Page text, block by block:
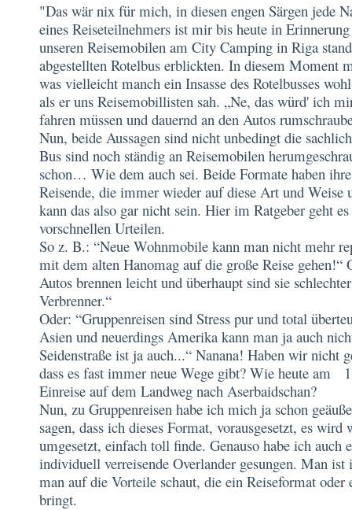
"Das wär nix für mich, in diesen engen Särgen jede
eines Reiseteilnehmers ist mir bis heute in
unseren Reisemobilen am City Camping in Riga
abgestellten Rotelbus erblickten. In diesem Moment
was vielleicht manch ein Insasse des Rotelbusses
als er uns Reisemobillisten sah. „Ne, das würd' ich
fahren müssen und dauernd an den Autos
Nun, beide Aussagen sind nicht unbedingt die
Bus sind noch ständig an Reisemobilen
schon… Wie dem auch sei. Beide Formate haben
Reisende, die immer wieder auf diese Art und Weise
kann das also gar nicht sein. Hier im Ratgeber geht
vorschnellen Urteilen.
So z. B.: “Neue Wohnmobile kann man nicht mehr
mit dem alten Hanomag auf die große Reise gehen!“
Autos brennen leicht und überhaupt sind sie
Verbrenner.“
Oder: “Gruppenreisen sind Stress pur und total
Asien und neuerdings Amerika kann man ja auch
Seidenstraße ist ja auch...“ Nanana! Haben wir nicht
dass es fast immer neue Wege gibt? Wie heute am
Einreise auf dem Landweg nach Aserbaidschan?
Nun, zu Gruppenreisen habe ich mich ja schon
sagen, dass ich dieses Format, vorausgesetzt, es
umgesetzt, einfach toll finde. Genauso habe ich auch
individuell verreisende Overlander gesungen. Man
man auf die Vorteile schaut, die ein Reiseformat oder
bringt.